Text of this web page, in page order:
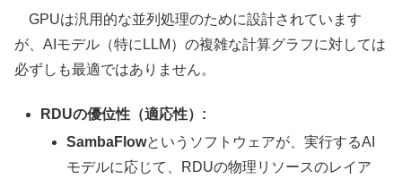
GPUは汎用的な並列処理のために設計されています
が、AIモデル（特にLLM）の複雑な計算グラフに対しては
必ずしも最適ではありません。
RDUの優位性（適応性）:
SambaFlowというソフトウェアが、実行するAI
モデルに応じて、RDUの物理リソースのレイア